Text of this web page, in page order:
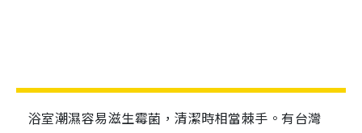
浴室潮濕容易滋生霉菌，清潔時相當棘手。有台灣